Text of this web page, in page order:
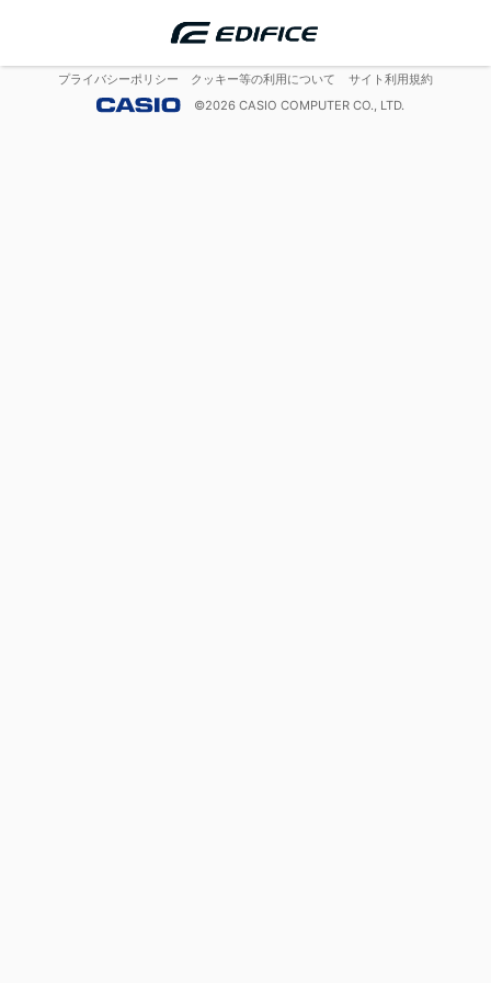
プライバシーポリシー クッキー等の利用について
サイト利用規約
©2026 CASIO COMPUTER CO., LTD.